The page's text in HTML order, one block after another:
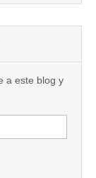
a este blog y